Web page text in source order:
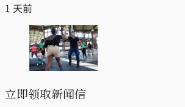
1 天前
立即领取新闻信